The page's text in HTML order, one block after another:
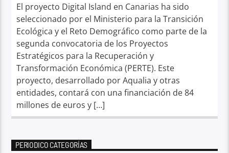
El proyecto Digital Island en Canarias ha sido
seleccionado por el Ministerio para la Transición
Ecológica y el Reto Demográfico como parte de la
segunda convocatoria de los Proyectos
Estratégicos para la Recuperación y
Transformación Económica (PERTE). Este
proyecto, desarrollado por Aqualia y otras
entidades, contará con una financiación de 84
millones de euros y […]
PERIODICO CATEGORÍAS